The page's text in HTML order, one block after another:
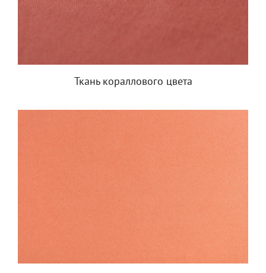
Ткань кораллового цвета